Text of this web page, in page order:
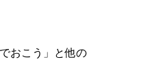
おこう」と他の